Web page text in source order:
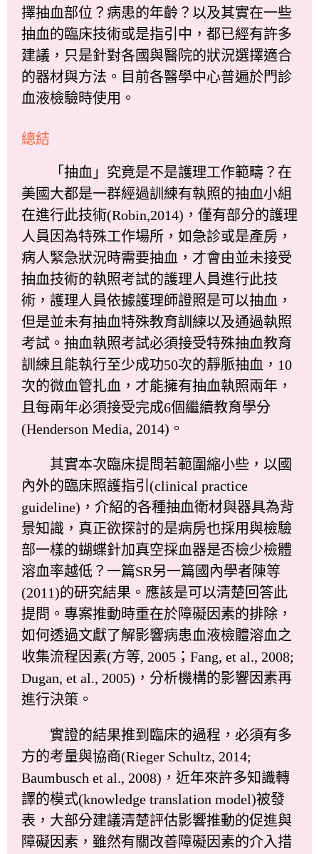
擇抽血部位？病患的年齡？以及其實在一些
抽血的臨床技術或是指引中，都已經有許多
建議，只是針對各國與醫院的狀況選擇適合
的器材與方法。目前各醫學中心普遍於門診
血液檢驗時使用。
總結
「抽血」究竟是不是護理工作範疇？在
美國大都是一群經過訓練有執照的抽血小組
在進行此技術(Robin,2014)，僅有部分的護理
人員因為特殊工作場所，如急診或是產房，
病人緊急狀況時需要抽血，才會由並未接受
抽血技術的執照考試的護理人員進行此技
術，護理人員依據護理師證照是可以抽血，
但是並未有抽血特殊教育訓練以及通過執照
考試。抽血執照考試必須接受特殊抽血教育
訓練且能執行至少成功50次的靜脈抽血，10
次的微血管扎血，才能擁有抽血執照兩年，
且每兩年必須接受完成6個繼續教育學分
(Henderson Media, 2014)。
其實本次臨床提問若範圍縮小些，以國
內外的臨床照護指引(clinical practice
guideline)，介紹的各種抽血衛材與器具為背
景知識，真正欲探討的是病房也採用與檢驗
部一樣的蝴蝶針加真空採血器是否檢少檢體
溶血率越低？一篇SR另一篇國內學者陳等
(2011)的研究結果。應該是可以清楚回答此
提問。專案推動時重在於障礙因素的排除，
如何透過文獻了解影響病患血液檢體溶血之
收集流程因素(方等, 2005；Fang, et al., 2008;
Dugan, et al., 2005)，分析機構的影響因素再
進行決策。
實證的結果推到臨床的過程，必須有多
方的考量與協商(Rieger Schultz, 2014;
Baumbusch et al., 2008)，近年來許多知識轉
譯的模式(knowledge translation model)被發
表，大部分建議清楚評估影響推動的促進與
障礙因素，雖然有關改善障礙因素的介入措